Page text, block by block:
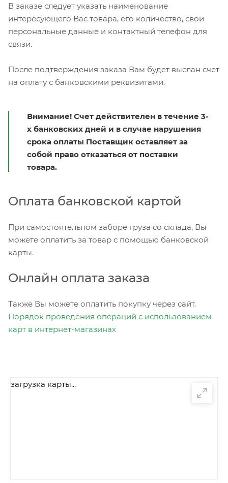
В заказе следует указать наименование
интересующего Вас товара, его количество, свои
персональные данные и контактный телефон для
связи.
После подтверждения заказа Вам будет выслан счет
на оплату с банковскими реквизитами.
Внимание! Счет действителен в течение 3-
х банковских дней и в случае нарушения
срока оплаты Поставщик оставляет за
собой право отказаться от поставки
товара.
Оплата банковской картой
При самостоятельном заборе груза со склада, Вы
можете оплатить за товар с помощью банковской
карты.
Онлайн оплата заказа
Также Вы можете оплатить покупку через сайт.
Порядок проведения операций с использованием
карт в интернет-магазинах
загрузка карты...